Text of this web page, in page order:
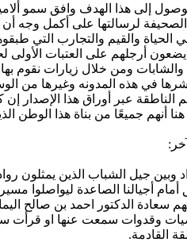
إلى هذا الهدف وافق سمو
الصحيفة لرسالتها على أكمل
والقيم والتجارب التي
أرجلهم على العتبات الأولى
ومن خلال زيارات نقوم
في هذه المدونه وغيرها من
الناطقة عبر أوراق هذا
أنهم جميعًا من بناة هذا الوطن
جيل الشباب الذين يمثلون
أجيالنا الصاعدة ليواصلوا
الدكتور احمد بن صالح
وقدوات سمعت عنها او قرأت
القادمة.